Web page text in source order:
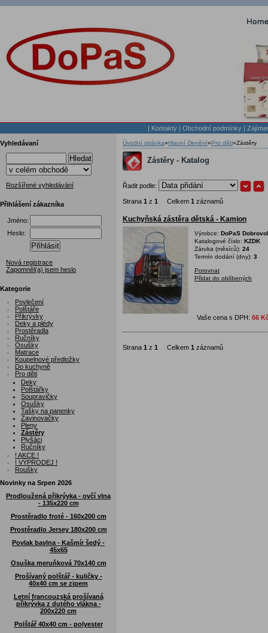
| Kontakty | Obchodní podmínky |
Vyhledávaní
Hledat
Rozšířené vyhledávání
Přihlášení zákazníka
Jméno:
Heslo:
Přihlásit
Nová registrace
Zapomněl(a) jsem heslo
Kategorie
Povlečení
Polštáře
Přikrývky
Deky a plédy
Prostěradla
Ručníky
Osušky
Matrace
Koupelnové předložky
Do kuchyně
Pro děti
Deky
Polštářky
Soupravičky
Osušky
Tašky na panenky
Zavinovačky
Pleny
Zástěry
Plyšáci
Ručníky
! AKCE !
! VÝPRODEJ !
Roušky
Novinky na Srpen 2026
Prodloužená přikrývka - ovčí vlna
- 135x220 cm
Prostěradlo froté - 160x200 cm
Prostěradlo Jersey 180x200 cm
Povlak bavlna - Kašmír šedý -
45x65
Osuška meruňková 70x140 cm
Prošívaný polštář - kuličky -
40x40 cm se zipem
Letní francouzská prošívaná
přikrývka z dutého vlákna -
200x220 cm
Polštář 40x40 cm - polyester
Úvodní stránka»Hlavní členění»Pro děti»Zástěry
Zástěry - Katalog
Řadit podle:
Strana 1 z 1 Celkem 1 záznamů
Kuchyňská zástěra dětská - Kamion
Výrobce: DoPaS
Katalogové číslo: KZDK
Záruka (měsíců): 24
Termín dodání (dny): 3
Porovnat
Přidat do oblíbených
Vaše cena s DPH: 66
Strana 1 z 1 Celkem 1 záznamů